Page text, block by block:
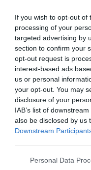
If you wish to opt-out of
processing of your
targeted advertising by
section to confirm your
opt-out request is
interest-based ads
us or personal
your opt-out. You may
disclosure of your
IAB’s list of
also be disclosed by us
Downstream
Please note that this
Personal Data
Az űrszemét egyre
körüli pályán. A
centiméternél nagyobb
kering a bolygó körül,
sebességgel mozognak.
komoly károkat
napelemszárnyakban
fokozzák a nemzetközi
szigorítására, miközben a
kihasználása egyre
A mostani helyzet
Tiangong űrállomást a
állandó emberes